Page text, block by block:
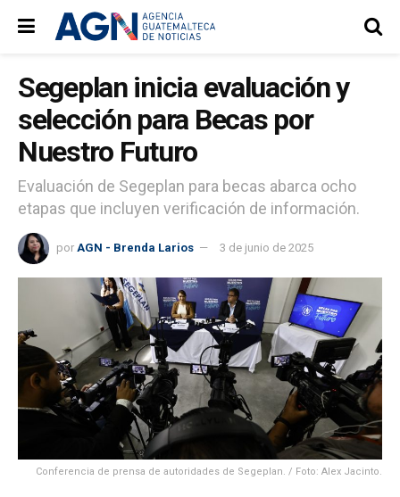
Segeplan inicia evaluación y
selección para Becas por
Nuestro Futuro
Evaluación de Segeplan para becas abarca ocho
etapas que incluyen verificación de información.
por AGN - Brenda Larios 3 de junio de 2025
Conferencia de prensa de autoridades de Segeplan. / Foto: Alex Jacinto.